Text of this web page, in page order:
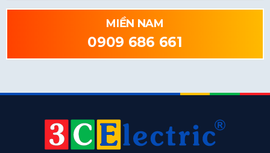
MIỀN NAM
0909 686 661